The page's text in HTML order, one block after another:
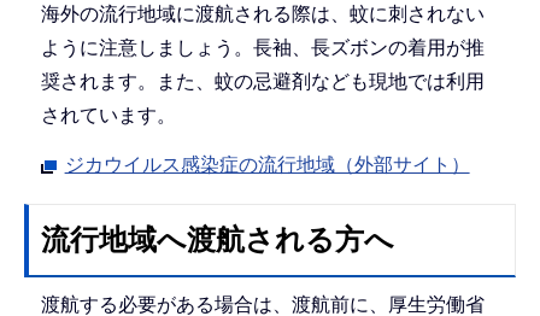
海外の流行地域に渡航される際は、蚊に刺されない
ように注意しましょう。長袖、長ズボンの着用が推
奨されます。また、蚊の忌避剤なども現地では利用
されています。
ジカウイルス感染症の流行地域（外部サイト）
流行地域へ渡航される方へ
渡航する必要がある場合は、渡航前に、厚生労働省